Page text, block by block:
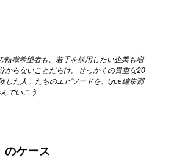
職希望者も、若手を採用したい企業も増
らないことだらけ。せっかくの貴重な20
した人」たちのエピソードを、type編集部
でいこう
のケース